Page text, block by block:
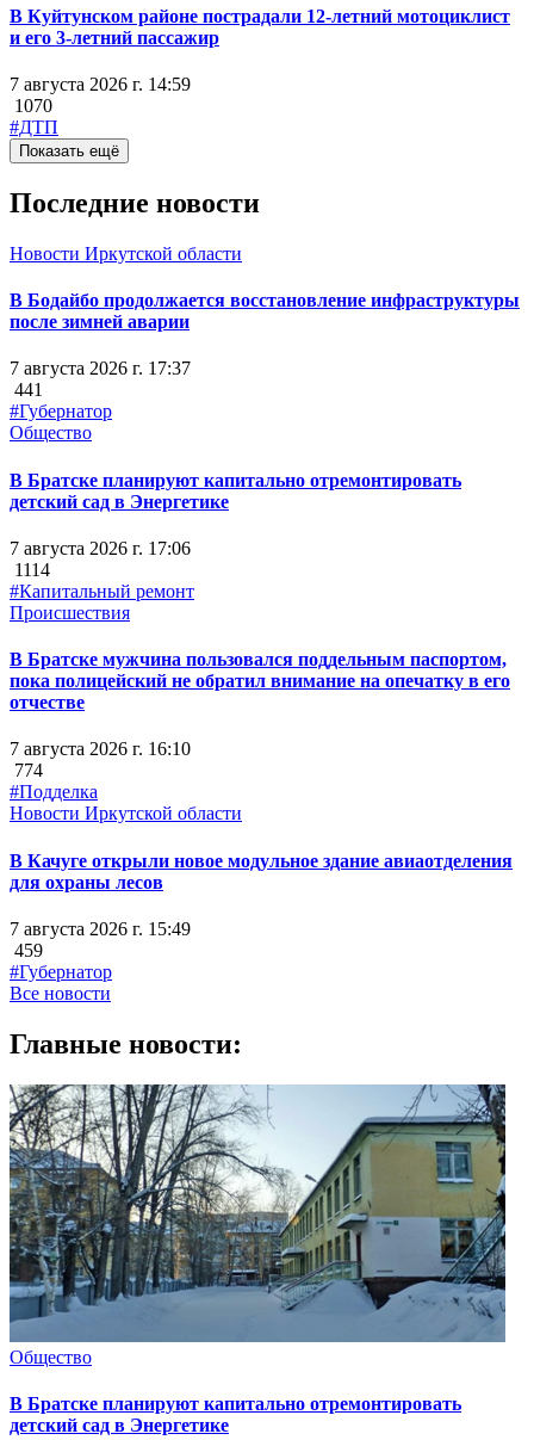
В Куйтунском районе пострадали 12-летний мотоциклист
и его 3-летний пассажир
7 августа 2026 г. 14:59
1070
#ДТП
Показать ещё
Последние новости
Новости Иркутской области
В Бодайбо продолжается восстановление инфраструктуры
после зимней аварии
7 августа 2026 г. 17:37
441
#Губернатор
Общество
В Братске планируют капитально отремонтировать
детский сад в Энергетике
7 августа 2026 г. 17:06
1114
#Капитальный ремонт
Происшествия
В Братске мужчина пользовался поддельным паспортом,
пока полицейский не обратил внимание на опечатку в его
отчестве
7 августа 2026 г. 16:10
774
#Подделка
Новости Иркутской области
В Качуге открыли новое модульное здание авиаотделения
для охраны лесов
7 августа 2026 г. 15:49
459
#Губернатор
Все новости
Главные новости:
Общество
В Братске планируют капитально отремонтировать
детский сад в Энергетике